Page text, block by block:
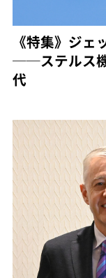
《特集》ジェ
──ステルス
代